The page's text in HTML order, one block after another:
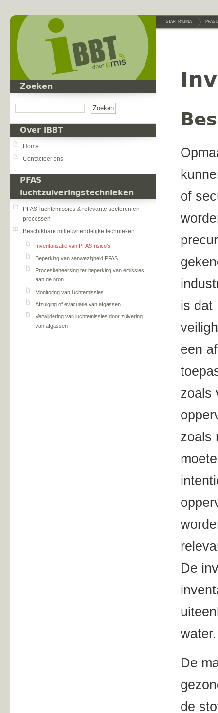
Zoeken
Over iBBT
Home
Contacteer ons
PFAS
luchtzuiveringstechnieken
PFAS-luchtemissies & relevante sectoren en
processen
Beschikbare milieuvriendelijke technieken
Inventarisatie van PFAS-risico's
Beperking van aanwezigheid PFAS
Procesbeheersing ter beperking van emissies
aan de bron
Monitoring van luchtemissies
Afzuiging of evacuatie van afgassen
Verwijdering van luchtemissies door zuivering
van afgassen
STARTPAGINA PFAS
of
is dat
een
zoals
zoals
De
water.
De
de